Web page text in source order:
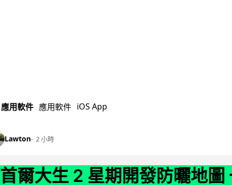
應用軟件 應用軟件 iOS App
Lawton 2 小時
首爾大生 2 星期開發防曬地圖